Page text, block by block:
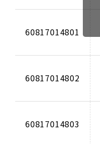
60817014801
60817014802
60817014803